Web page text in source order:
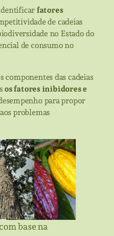
fatores
de cadeias
no Estado do
de consumo no
componentes das cadeias
os fatores inibidores e
para propor
problemas
base na